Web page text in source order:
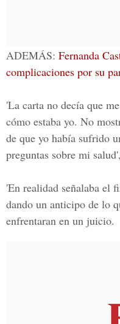
ADEMÁS: Fernanda
complicaciones por su
'La carta no decía que
cómo estaba yo. No
de que yo había sufrido
preguntas sobre mi
'En realidad señalaba el
dando un anticipo de lo
enfrentaran en un juicio.